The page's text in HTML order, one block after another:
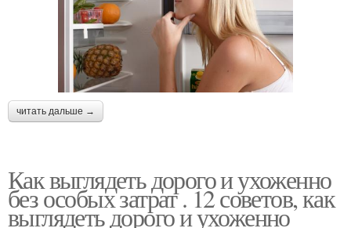
читать дальше →
Как выглядеть дорого и ухоженно
без особых затрат . 12 советов, как
выглядеть дорого и ухоженно